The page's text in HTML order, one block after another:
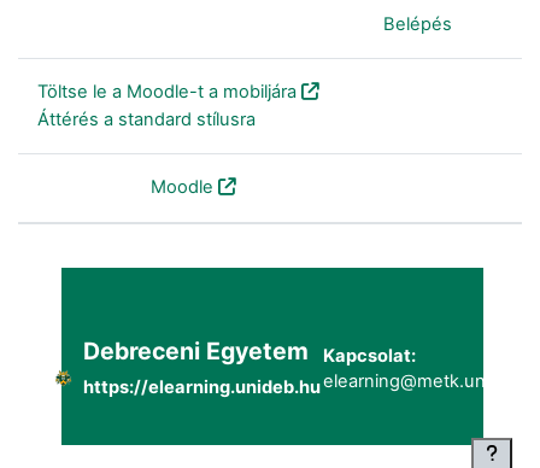
Belépés
Töltse le a Moodle-t a mobiljára
Áttérés a standard stílusra
Moodle
Debreceni Egyetem
https://elearning.unideb.hu
Kapcsolat: